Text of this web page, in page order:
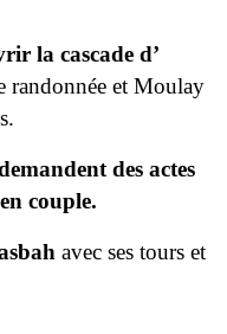
la cascade d’
randonnée et Moulay
des actes
couple.
avec ses tours et